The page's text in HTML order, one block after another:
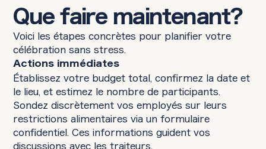
Que faire maintenant?
Voici les étapes concrètes pour planifier votre
célébration sans stress.
Actions immédiates
Établissez votre budget total, confirmez la date et
le lieu, et estimez le nombre de participants.
Sondez discrètement vos employés sur leurs
restrictions alimentaires via un formulaire
confidentiel. Ces informations guident vos
discussions avec les traiteurs.